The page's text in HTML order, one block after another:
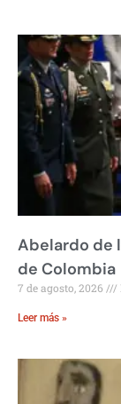
Abelardo de
de Colombia
7 de agosto, 2026
Leer más »